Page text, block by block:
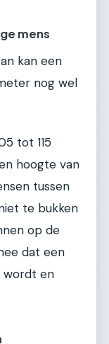
mens
kan een
nog wel
tot 115
hoogte van
tussen
te bukken
op de
dat een
wordt en